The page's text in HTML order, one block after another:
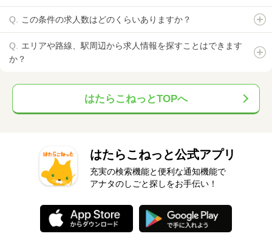
この条件の求人数はどのくらいありますか？
エリアや路線、駅周辺から求人情報を探すことはできます
か？
はたらこねっとTOPへ
はたらこねっと公式アプリ
充実の検索機能と便利な通知機能で
アナタのしごと探しをお手伝い！